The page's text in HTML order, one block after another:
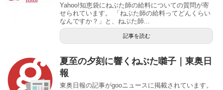
Yahoo!知恵袋にねぶた師の給料についての質問が寄
せられています。 「ねぶた師の給料ってどんくらい
なんですか？」と、ねぶた師...
記事を読む
夏至の夕刻に響くねぶた囃子｜東奥日
報
東奥日報の記事がgooニュースに掲載されています。